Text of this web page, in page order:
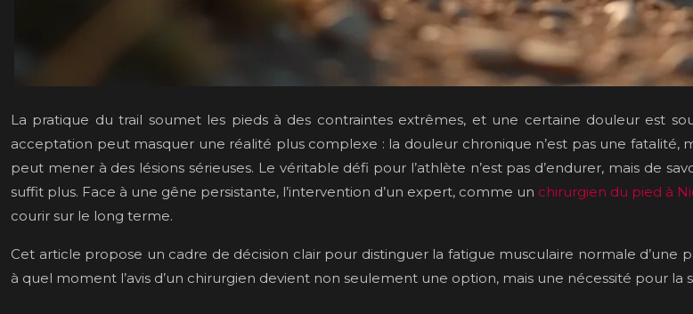
La pratique du trail soumet les pieds à des contraintes extrêmes, et une certaine douleur est
acceptation peut masquer une réalité plus complexe : la douleur chronique n’est pas une fatalité,
peut mener à des lésions sérieuses. Le véritable défi pour l’athlète n’est pas d’endurer, mais de
suffit plus. Face à une gêne persistante, l’intervention d’un expert, comme un chirurgien du pied à
courir sur le long terme.
Cet article propose un cadre de décision clair pour distinguer la fatigue musculaire normale d’une
à quel moment l’avis d’un chirurgien devient non seulement une option, mais une nécessité pour la